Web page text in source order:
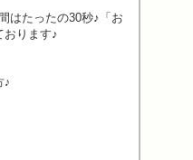
はたったの30秒♪「お
おります♪
♪